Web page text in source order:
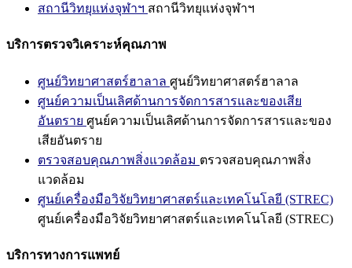
สถานีวิทยุแห่งจุฬาฯ สถานีวิทยุแห่งจุฬาฯ
บริการตรวจวิเคราะห์คุณภาพ
ศูนย์วิทยาศาสตร์ฮาลาล ศูนย์วิทยาศาสตร์ฮาลาล
ศูนย์ความเป็นเลิศด้านการจัดการสารและของเสีย
อันตราย ศูนย์ความเป็นเลิศด้านการจัดการสารและของ
เสียอันตราย
ตรวจสอบคุณภาพสิ่งแวดล้อม ตรวจสอบคุณภาพสิ่ง
แวดล้อม
ศูนย์เครื่องมือวิจัยวิทยาศาสตร์และเทคโนโลยี (STREC)
ศูนย์เครื่องมือวิจัยวิทยาศาสตร์และเทคโนโลยี (STREC)
บริการทางการแพทย์